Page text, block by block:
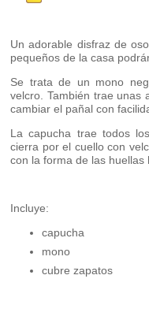
Un adorable disfraz de
pequeños de la casa
Se trata de un mono
velcro. También trae unas
cambiar el pañal con
La capucha trae todos
cierra por el cuello con
con la forma de las huellas
Incluye:
capucha
mono
cubre zapatos